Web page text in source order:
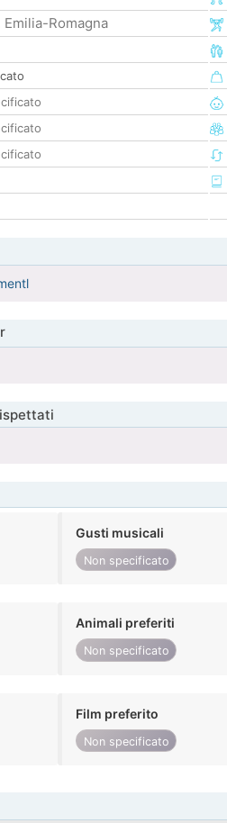
Emilia-Romagna
Gusti musicali
Non specificato
Animali preferiti
Non specificato
Film preferito
Non specificato